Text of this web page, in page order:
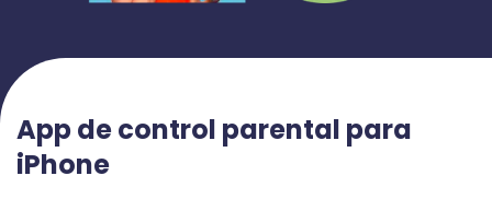
App de control parental para
iPhone